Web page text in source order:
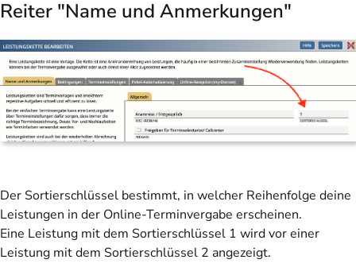
Reiter "Name und Anmerkungen"
Der Sortierschlüssel bestimmt, in welcher Reihenfolge deine
Leistungen in der Online-Terminvergabe erscheinen.
Eine Leistung mit dem Sortierschlüssel 1 wird vor einer
Leistung mit dem Sortierschlüssel 2 angezeigt.